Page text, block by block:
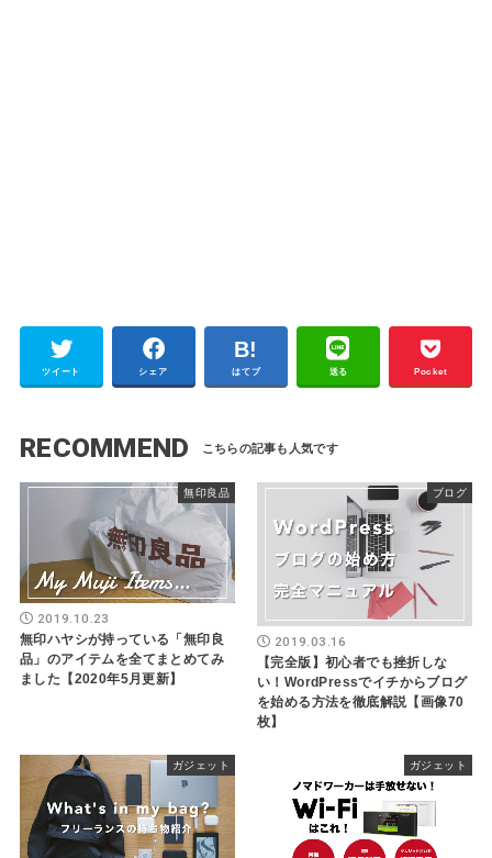
ツイート シェア はてブ 送る Pocket
RECOMMEND
無印良品
2019.10.23
無印ハヤシが持っている「無印良
品」のアイテムを全てまとめてみ
ました【2020年5月更新】
ブログ
2019.03.16
【完全版】初心者でも挫折しな
い！WordPressでイチからブログ
を始める方法を徹底解説【画像70
枚】
ガジェット ガジェット